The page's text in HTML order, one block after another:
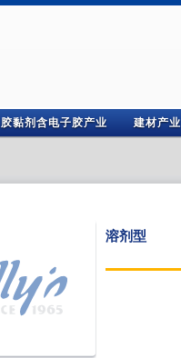
胶黏剂含电子胶产业 建材产业
溶剂型